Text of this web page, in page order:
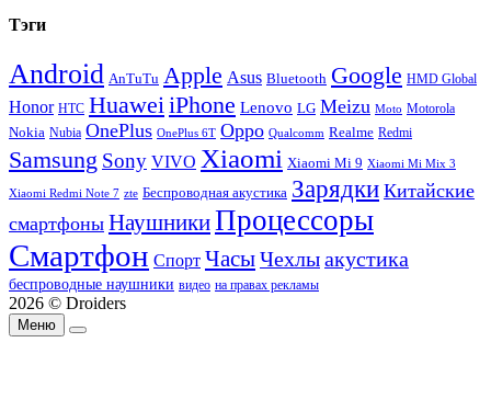
Тэги
Android AnTuTu Apple Asus Bluetooth Google HMD Global
Honor HTC HuaweiiPhone Lenovo LG Meizu Moto Motorola
Nokia Nubia OnePlus OnePlus 6T Oppo Qualcomm Realme Redmi
Samsung Sony VIVO Xiaomi Xiaomi Mi 9 Xiaomi Mi Mix 3
Xiaomi Redmi Note 7 zte Беспроводная акустика Зарядки Китайские
смартфоны НаушникиПроцессоры
Смартфон Спорт ЧасыЧехлыакустика
беспроводные наушники видео на правах рекламы
2026 © Droiders
Меню